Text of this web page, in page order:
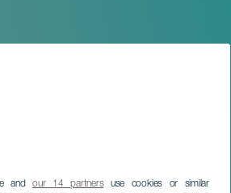
andour 14 partnersuse cookies or similar